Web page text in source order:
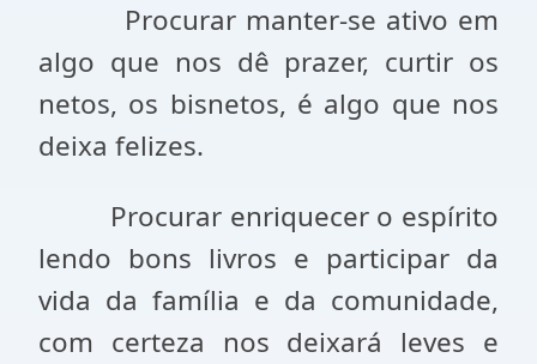
Procurar manter-se ativo em
algo que nos dê prazer, curtir os
netos, os bisnetos, é algo que nos
deixa felizes.
Procurar enriquecer o espírito
lendo bons livros e participar da
vida da família e da comunidade,
com certeza nos deixará leves e